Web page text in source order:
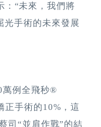
：“未來，我們將
光手術的未來發展
萬例全飛秒®
手術的10%，這
司“並肩作戰”的結